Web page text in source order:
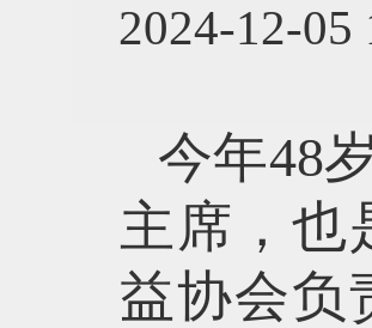
2024-12-
今年48
主席，也
益协会负